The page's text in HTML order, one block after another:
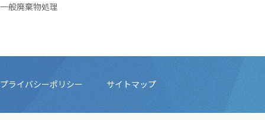
一般廃棄物処理
プライバシーポリシー サイトマップ